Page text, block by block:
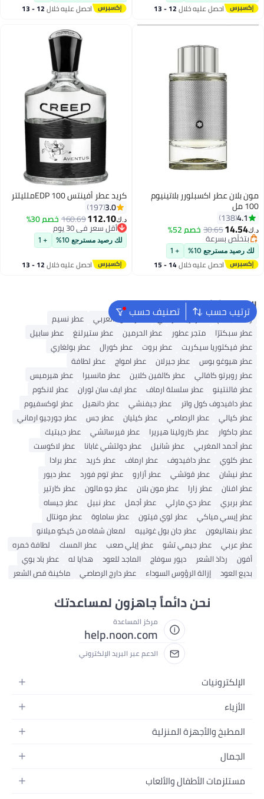
احصل عليه خلال 12 - 13 احصل عليه خلال 12 - 13
مون بلان عطر اكسبلورر بلاتينيوم
100 مل
4.1
138
د.ك‏14.54
30.65خصم 52%
بتخلّص بسرعة
بتخلّص بسرعة
لك رصيد مسترجع 10% + 1
احصل عليه خلال 14 - 15
كريد عطر أفينتس EDP 100ملليلتر
3.0
197
د.ك‏112.10
160.69خصم 30%
أقل سعر في 30 يوم
أقل سعر في 30 يوم
لك رصيد مسترجع 10% + 1
احصل عليه خلال 12 - 13
ترتيب حسب تصنيف حسب البحث الشائع
رذاذ للجسم عطر أريانا غراندي عطر العود العربي
عطر نسيم
عطر سبكترّا
متجر عطور عطر الحرمين عطر ستيرلنغ
عطر سابيل
عطر فيكتوريا سيكريت
عطر بروت عطر كورال
عطر بولغاري
عطر هيوغو بوس
عطر جيرلان عطر امواج
عطر لطافة
عطر روبرتو كافالي
عطر كالفين كلاين عطر مانسيرا
عطر هيرميس
عطر فالنتينو
عطر سلسلة ارماف عطر ايف سان لوران
عطر لانكوم
عطر دافيدوف كول واتر
عطر جيفنشي عطر دانهيل
عطر لوكسفيوم
عطر كيالي
عطر الرصاصي عطر كيليان عطر جس
عطر جورجيو ارماني
عطر جاكوار
عطر كارولينا هيريرا عطر فيرساتشي
عطر ديبتيك
عطر أحمد المغربي
عطر شانيل عطر دولتشي غابانا
عطر لاكوست
عطر كلوي
عطر دافيدوف عطر ارماف عطر كريد
عطر برادا
عطر نيشان
عطر قوتشي عطر أزارو عطر توم فورد
عطر ديور
عطر افنان
عطر زارا عطر مون بلان عطر جو مالون
عطر كارتير
عطر بربري
عطر دي مارلي عطر أجمل عطر نبيل
عطر جيساه
عطر إيسي مياكي
عطر لوي فيتون عطر ساماوة
عطر مونتال
عطر بنهاليغون
عطر جان بول غوتييه
لمعان شفاه من كيكو ميلانو
عطر عربي
عطر جيمي تشو عطر إيلي صعب عطر المسك
لطافة خمره
أفون
رذاذ الشعر ديور سوفاج الماجد للعود هدايا له
عطر باد بوي
بديع العود
إزالة الرؤوس السوداء عطر دارج الرصاصي ماكينة قص الشعر
نحن دائماً جاهزون لمساعدتك
مركز المساعدة
help.noon.com
الدعم عبر البريد الإلكتروني
الإلكترونيات
الجوالات
اللابتوبات
الأجهزة المنزلية
التلفزيونات
الأزياء
أزياء نسائية
أزياء البنات
أزياء الأولاد
المطبخ والأجهزة المنزلية
الحمام
المطبخ والسفرة
الجمال
العطور
مستلزمات الأطفال والألعاب